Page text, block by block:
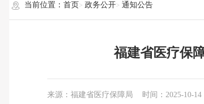
当前位置： 首页 政务公开 通知公告
福建省医疗保
来源：福建省医疗保障局 时间：2025-10-14